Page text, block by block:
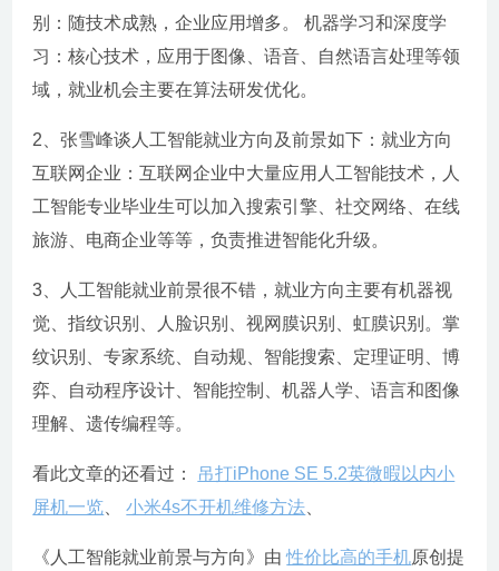
别：随技术成熟，企业应用增多。 机器学习和深度学
习：核心技术，应用于图像、语音、自然语言处理等领
域，就业机会主要在算法研发优化。
2、张雪峰谈人工智能就业方向及前景如下：就业方向
互联网企业：互联网企业中大量应用人工智能技术，人
工智能专业毕业生可以加入搜索引擎、社交网络、在线
旅游、电商企业等等，负责推进智能化升级。
3、人工智能就业前景很不错，就业方向主要有机器视
觉、指纹识别、人脸识别、视网膜识别、虹膜识别。掌
纹识别、专家系统、自动规、智能搜索、定理证明、博
弈、自动程序设计、智能控制、机器人学、语言和图像
理解、遗传编程等。
看此文章的还看过： 吊打iPhone SE 5.2英微暇以内小
屏机一览 、小米4s不开机维修方法
《人工智能就业前景与方向》由性价比高的手机原创提